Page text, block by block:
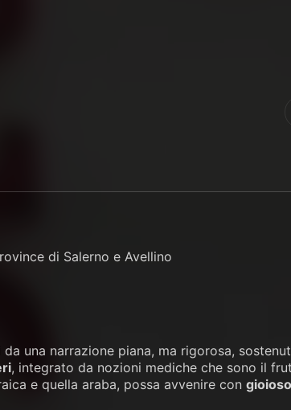
di Salerno e Avellino
una narrazione piana, ma rigorosa,
, integrato da nozioni mediche che sono il
e quella araba, possa avvenire con